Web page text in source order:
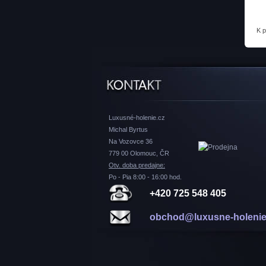
K
Luxusné-holenie.cz
Michal Byrtus
Na Vozovce 36
779 00 Olomouc, ČR
Otv. doba predajne:
Po - Pia 8:00 - 16:00 hod.
+420 725 548 405
obchod@luxusne-